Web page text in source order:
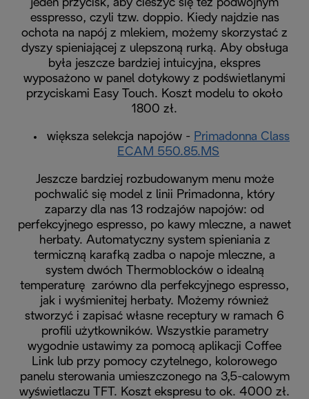
jeden przycisk, aby cieszyć się też podwójnym
esspresso, czyli tzw. doppio. Kiedy najdzie nas
ochota na napój z mlekiem, możemy skorzystać z
dyszy spieniającej z ulepszoną rurką. Aby obsługa
była jeszcze bardziej intuicyjna, ekspres
wyposażono w panel dotykowy z podświetlanymi
przyciskami Easy Touch. Koszt modelu to około
1800 zł.
większa selekcja napojów - Primadonna Class
ECAM 550.85.MS
Jeszcze bardziej rozbudowanym menu może
pochwalić się model z linii Primadonna, który
zaparzy dla nas 13 rodzajów napojów: od
perfekcyjnego espresso, po kawy mleczne, a nawet
herbaty. Automatyczny system spieniania z
termiczną karafką zadba o napoje mleczne, a
system dwóch Thermoblocków o idealną
temperaturę zarówno dla perfekcyjnego espresso,
jak i wyśmienitej herbaty. Możemy również
stworzyć i zapisać własne receptury w ramach 6
profili użytkowników. Wszystkie parametry
wygodnie ustawimy za pomocą aplikacji Coffee
Link lub przy pomocy czytelnego, kolorowego
panelu sterowania umieszczonego na 3,5-calowym
wyświetlaczu TFT. Koszt ekspresu to ok. 4000 zł.